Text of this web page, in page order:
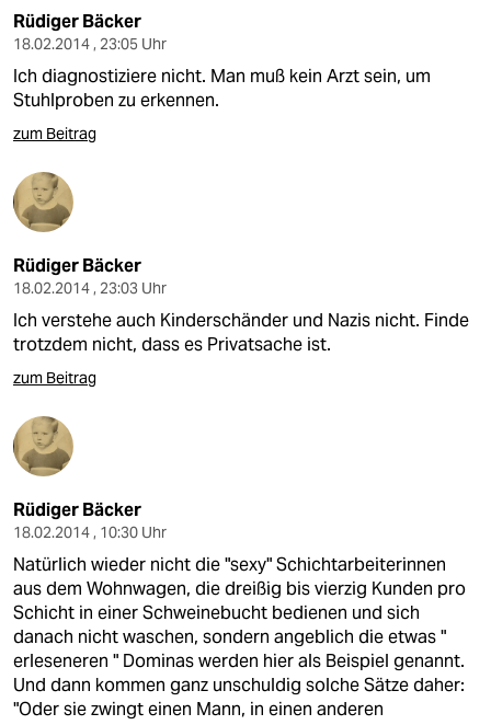
Rüdiger Bäcker
18.02.2014 , 23:05 Uhr
Ich diagnostiziere nicht. Man muß kein Arzt sein, um
Stuhlproben zu erkennen.
zum Beitrag
Rüdiger Bäcker
18.02.2014 , 23:03 Uhr
Ich verstehe auch Kinderschänder und Nazis nicht. Finde
trotzdem nicht, dass es Privatsache ist.
zum Beitrag
Rüdiger Bäcker
18.02.2014 , 10:30 Uhr
Natürlich wieder nicht die "sexy" Schichtarbeiterinnen
aus dem Wohnwagen, die dreißig bis vierzig Kunden pro
Schicht in einer Schweinebucht bedienen und sich
danach nicht waschen, sondern angeblich die etwas "
erleseneren " Dominas werden hier als Beispiel genannt.
Und dann kommen ganz unschuldig solche Sätze daher:
"Oder sie zwingt einen Mann, in einen anderen